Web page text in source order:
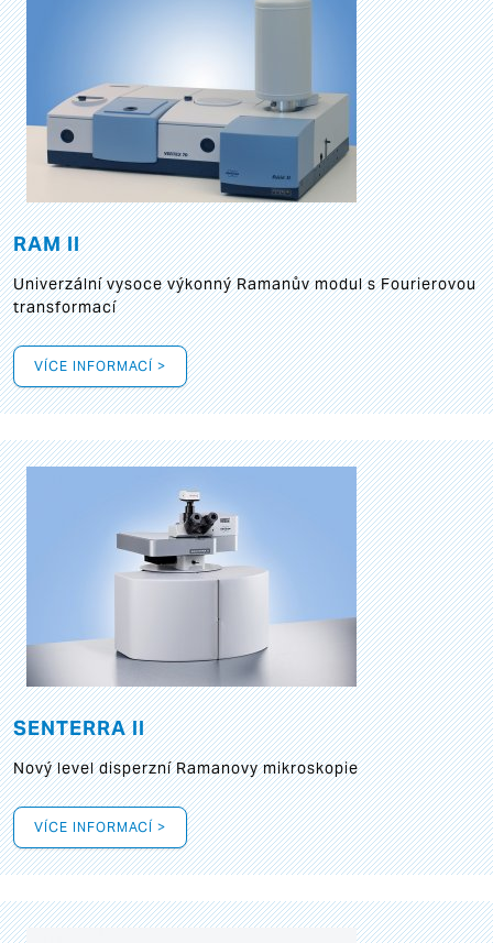
RAM II
Univerzální vysoce výkonný Ramanův modul s Fourierovou
transformací
VÍCE INFORMACÍ >
SENTERRA II
Nový level disperzní Ramanovy mikroskopie
VÍCE INFORMACÍ >